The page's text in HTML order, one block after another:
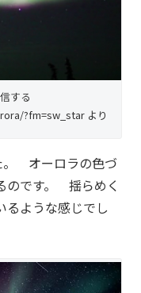
する
?fm=sw_star より
。 オーロラの色づ
のです。 揺らめく
るような感じでし